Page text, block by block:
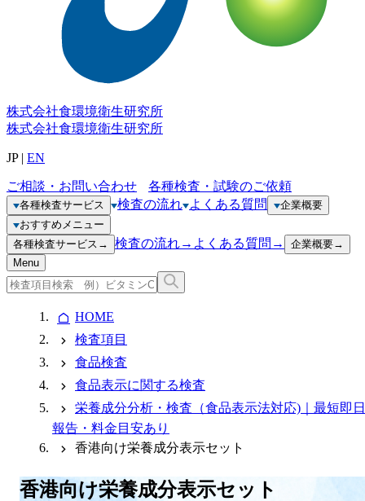
株式会社食環境衛生研究所
株式会社食環境衛生研究所
JP| EN
ご相談・お問い合わせ 各種検査・試験のご依頼
各種検査サービス 検査の流れ よくある質問
企業概要
おすすめメニュー
各種検査サービス → 検査の流れ→ よくある質問 → 企業概要→
Menu
HOME
検査項目
食品検査
食品表示に関する検査
栄養成分分析・検査（食品表示法対応)｜最短即日
報告・料金目安あり
香港向け栄養成分表示セット
香港向け栄養成分表示セット